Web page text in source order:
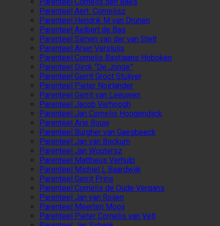
Parenteel Aert Cornelisz
Parenteel Hendrik M van Drunen
Parenteel Aelbert de Bas
Parenteel Sijmen van der van Stelt
Parenteel Arien Versluijs
Parenteel Cornelis Bastiaans Hoboken
Parenteel Dirck “De Jonge”
Parenteel Gerrit Groot Stuijver
Parenteel Pieter Noirlander
Parenteel Gerrit van Leeuwen
Parenteel Jacob Verhoogh
Parenteel Jan Cornelis Hoogendijck
Parenteel Arie Bouw
Parenteel Burgher van Gaesbeeck
Parenteel Jan van Bockum
Parenteel Jan Woutersz
Parenteel Mattheus Verhulp
Parenteel Michiel L Baardwijk
Parenteel Gerrit Prins
Parenteel Cornelis de Oude Vergans
Parenteel Jan van Roijen
Parenteel Meerten Mooij
Parenteel Pieter Cornelis van Velt